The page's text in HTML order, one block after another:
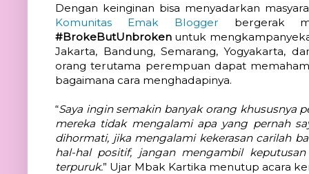
Dengan keinginan bisa menyadarkan
Komunitas Emak Blogger bergerak
#BrokeButUnbroken untuk
Jakarta, Bandung, Semarang, Yogyakarta,
orang terutama perempuan dapat
bagaimana cara menghadapinya.
“Saya ingin semakin banyak orang khususnya
mereka tidak mengalami apa yang pernah
dihormati, jika mengalami kekerasan carilah
hal-hal positif, jangan mengambil
terpuruk.” Ujar Mbak Kartika menutup acara